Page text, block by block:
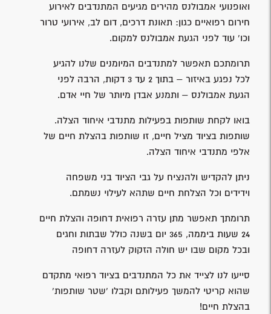
ואופנועי אמבולנס מהירים מגיעים המתנדבים לאירוע
חירום רפואיים כגון: תאונת דרכים, דום לב, אירועי טרור
וכו' עוד לפני הגעת אמבולנס למקום.
תרומתכם תאפשר למתנדבים המיומנים שלנו להגיע
לכל נפגע באיזור – בתוך 2 עד 3 דקות, הרבה לפני
הגעת אמבולנס – ותמנע אבדן מיותר של חיי אדם.
בואו לקחת שותפות בפעילות מתנדבי איחוד הצלה.
שותפות בציוד מציל חיים, זו שותפות בהצלת חיים של
אלפי מתנדבי איחוד הצלה.
ניתן להקדיש ולהנציח על גבי הציוד בני משפחה
וידידים וכל הצלחת חיים שתהא לעילוי נשמתם.
תרומתך תאפשר מתן עזרה רפואית דחופה והצלת חיים
24 שעות ביממה, 365 יום בשנה כולל שבתות וחגים
ובכל מקום שבו יש חולה הזקוק לעזרה דחופה
סייעו לנו לצייד את כל המתנדבים בציוד רפואי מתקדם
שהוא קריטי להמשך פעילותם וקבלו 'שטר שותפות'
בהצלת חיים!